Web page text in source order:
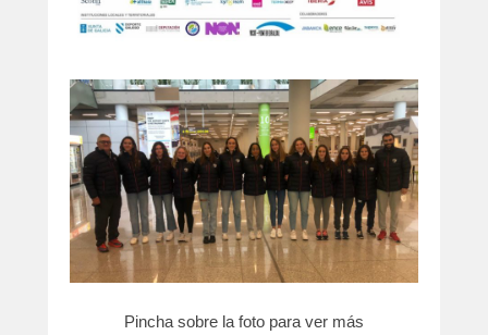
Pincha sobre la foto para ver más